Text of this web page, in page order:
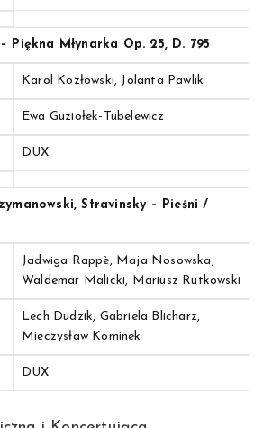
Piękna Młynarka Op. 25, D. 795
Karol Kozłowski, Jolanta Pawlik
Ewa Guziołek-Tubelewicz
DUX
Stravinsky – Pieśni /
Jadwiga Rappè, Maja Nosowska,
Waldemar Malicki, Mariusz Rutkowski
Lech Dudzik, Gabriela Blicharz,
Mieczysław Kominek
DUX